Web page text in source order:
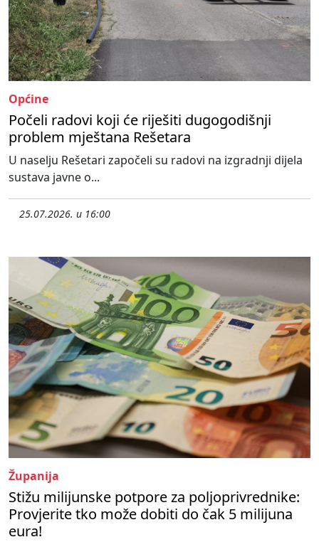
Općine
Počeli radovi koji će riješiti dugogodišnji
problem mještana Rešetara
U naselju Rešetari započeli su radovi na izgradnji dijela
sustava javne o...
25.07.2026. u 16:00
Županija
Stižu milijunske potpore za poljoprivrednike:
Provjerite tko može dobiti do čak 5 milijuna
eura!